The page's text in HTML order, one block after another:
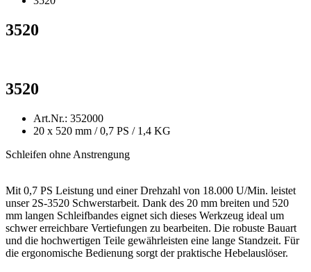
3520
3520
Art.Nr.: 352000
20 x 520 mm / 0,7 PS / 1,4 KG
Schleifen ohne Anstrengung
Mit 0,7 PS Leistung und einer Drehzahl von 18.000 U/Min. leistet
unser 2S-3520 Schwerstarbeit. Dank des 20 mm breiten und 520
mm langen Schleifbandes eignet sich dieses Werkzeug ideal um
schwer erreichbare Vertiefungen zu bearbeiten. Die robuste Bauart
und die hochwertigen Teile gewährleisten eine lange Standzeit. Für
die ergonomische Bedienung sorgt der praktische Hebelauslöser.